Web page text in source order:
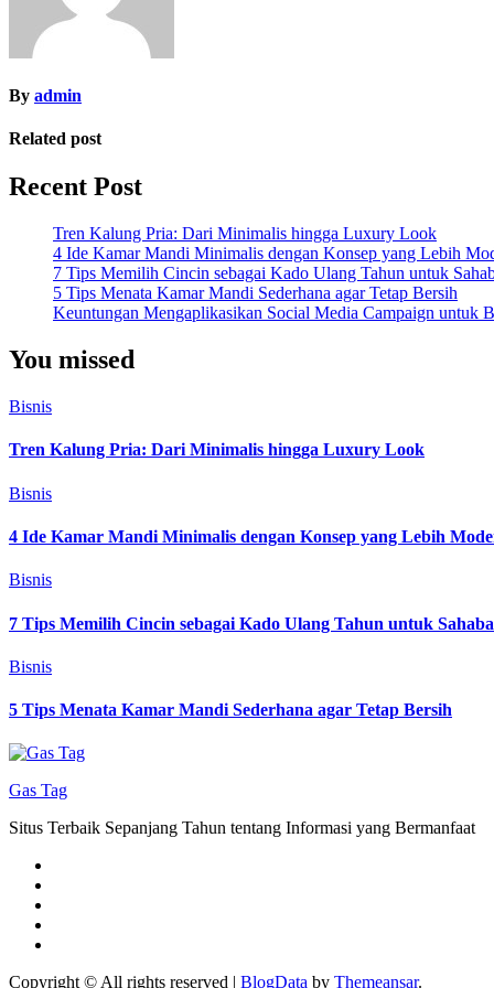
By admin
Related post
Recent Post
Tren Kalung Pria: Dari Minimalis hingga Luxury Look
4 Ide Kamar Mandi Minimalis dengan Konsep yang Lebih
7 Tips Memilih Cincin sebagai Kado Ulang Tahun untuk
5 Tips Menata Kamar Mandi Sederhana agar Tetap Bersih
Keuntungan Mengaplikasikan Social Media Campaign untuk
You missed
Bisnis
Tren Kalung Pria: Dari Minimalis hingga Luxury Look
Bisnis
4 Ide Kamar Mandi Minimalis dengan Konsep yang Lebih
Bisnis
7 Tips Memilih Cincin sebagai Kado Ulang Tahun untuk
Bisnis
5 Tips Menata Kamar Mandi Sederhana agar Tetap Bersih
Gas Tag
Situs Terbaik Sepanjang Tahun tentang Informasi yang Bermanfaat
Copyright © All rights reserved | BlogData by Themeansar.